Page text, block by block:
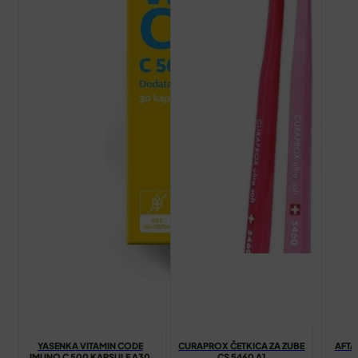
YASENKA VITAMIN CODE
CURAPROX ČETKICA ZA ZUBE